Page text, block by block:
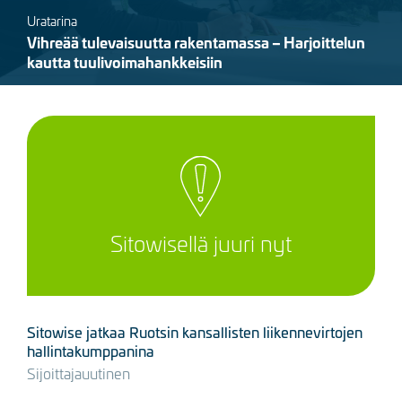
Uratarina
Vihreää tulevaisuutta rakentamassa – Harjoittelun
kautta tuulivoimahankkeisiin
Sitowisellä juuri nyt
Sitowise jatkaa Ruotsin kansallisten liikennevirtojen
hallintakumppanina
Sijoittajauutinen